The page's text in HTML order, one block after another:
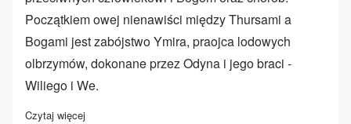
Początkiem owej nienawiści między Thursami a
Bogami jest zabójstwo Ymira, praojca lodowych
olbrzymów, dokonane przez Odyna i jego braci -
Wiliego i We.
Czytaj więcej